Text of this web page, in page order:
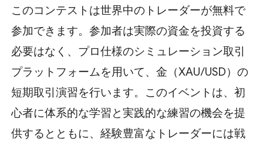
このコンテストは世界中のトレーダーが無料で
参加できます。参加者は実際の資金を投資する
必要はなく、プロ仕様のシミュレーション取引
プラットフォームを用いて、金（XAU/USD）の
短期取引演習を行います。このイベントは、初
心者に体系的な学習と実践的な練習の機会を提
供するとともに、経験豊富なトレーダーには戦